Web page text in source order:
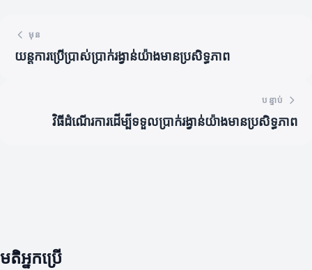
មុន
យន្តការប្រើប្រាស់ប្រាក់រង្វាន់យ៉ាងមានប្រសិទ្ធភាព
បន្ទាប់
វិធីដំណើរការដើម្បីទទួលប្រាក់រង្វាន់យ៉ាងមានប្រសិទ្ធភាព
មតិអ្នកប្រើ